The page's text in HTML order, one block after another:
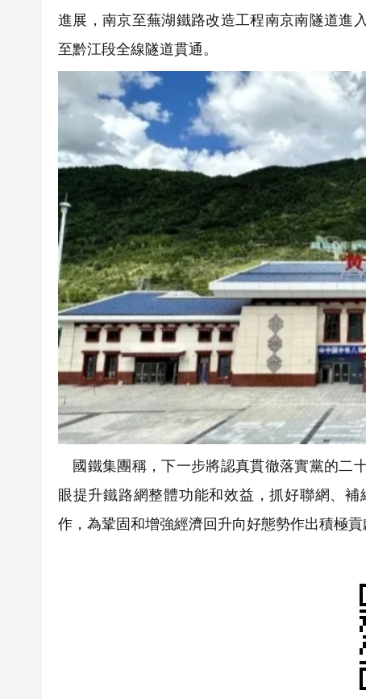
進展，南京至蕪湖鐵路改造工程南京南隧道進
至黔江段全線隧道貫通。
國鐵集團稱，下一步將認真貫徹落實黨的二
眼提升鐵路網整體功能和效益，抓好聯網、
作，為鞏固和增強經濟回升向好態勢作出積極貢